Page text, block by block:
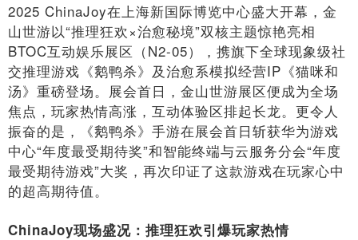
2025 ChinaJoy在上海新国际博览中心盛大开幕，金
山世游以“推理狂欢×治愈秘境”双核主题惊艳亮相
BTOC互动娱乐展区（N2-05），携旗下全球现象级社
交推理游戏《鹅鸭杀》及治愈系模拟经营IP《猫咪和
汤》重磅登场。展会首日，金山世游展区便成为全场
焦点，玩家热情高涨，互动体验区排起长龙。更令人
振奋的是，《鹅鸭杀》手游在展会首日斩获华为游戏
中心“年度最受期待奖”和智能终端与云服务分会“年度
最受期待游戏”大奖，再次印证了这款游戏在玩家心中
的超高期待值。
ChinaJoy现场盛况：推理狂欢引爆玩家热情